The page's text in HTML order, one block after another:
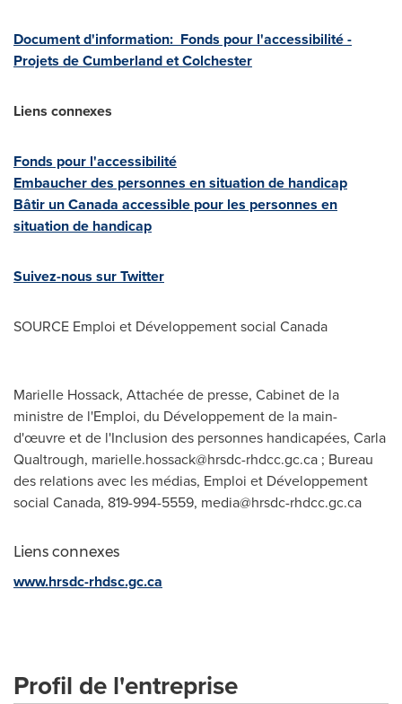
Document d'information: Fonds pour l'accessibilité -
Projets deCumberlandetColchester
Liens connexes
Fonds pour l'accessibilité
Embaucher des personnes en situation de handicap
Bâtir unCanada accessible pour les personnes en
situation de handicap
Suivez-nous sur Twitter
SOURCE Emploi et Développement social Canada
Marielle Hossack, Attachée de presse, Cabinet de la
ministre de l'Emploi, du Développement de la main-
d'œuvre et de l'Inclusion des personnes handicapées, Carla
Qualtrough, marielle.hossack@hrsdc-rhdcc.gc.ca ; Bureau
des relations avec les médias, Emploi et Développement
social Canada, 819-994-5559, media@hrsdc-rhdcc.gc.ca
Liens connexes
www.hrsdc-rhdsc.gc.ca
Profil de l'entreprise